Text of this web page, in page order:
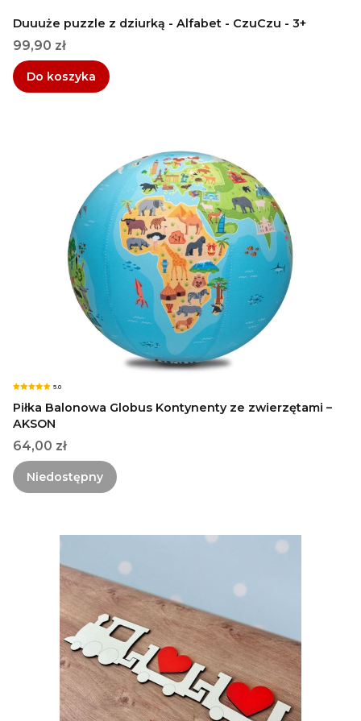
Duuuże puzzle z dziurką - Alfabet - CzuCzu - 3+
Cena
99,90 zł
Do koszyka
5.0
Piłka Balonowa Globus Kontynenty ze zwierzętami –
AKSON
Cena
64,00 zł
Niedostępny